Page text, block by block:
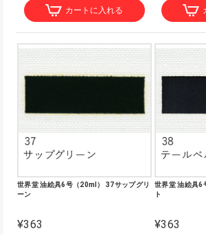
カートに入れる
世界堂 油絵具6号（20ml） 37サップグリ
ーン
¥363
世界堂 油絵具6
ト
¥363